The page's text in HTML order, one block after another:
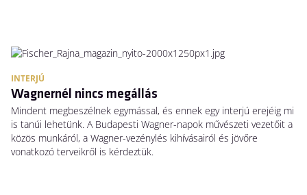
INTERJÚ
Wagnernél nincs megállás
Mindent megbeszélnek egymással, és ennek egy interjú erejéig mi
is tanúi lehetünk. A Budapesti Wagner-napok művészeti vezetőit a
közös munkáról, a Wagner-vezénylés kihívásairól és jövőre
vonatkozó terveikről is kérdeztük.